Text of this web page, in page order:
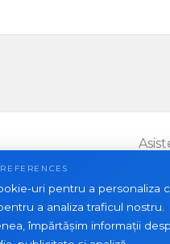
uri pentru a personaliza
a analiza traficul nostru.
împărtășim informații